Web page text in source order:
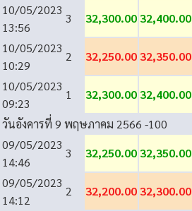
10/05/2023
13:56
3 32,300.00 32,400.00
10/05/2023
10:29
2 32,250.00 32,350.00
10/05/2023
09:23
1 32,300.00 32,400.00
วันอังคารที่ 9 พฤษภาคม 2566 -100
09/05/2023
14:46
3 32,250.00 32,350.00
09/05/2023
14:12
2 32,200.00 32,300.00